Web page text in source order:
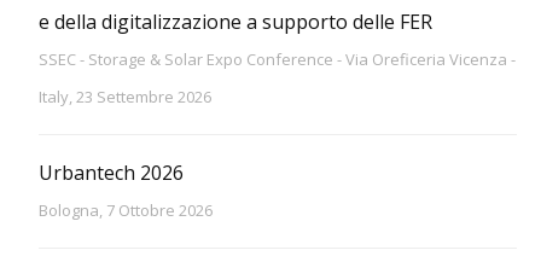
e della digitalizzazione a supporto delle FER
SSEC - Storage & Solar Expo Conference - Via Oreficeria Vicenza -
Italy, 23 Settembre 2026
Urbantech 2026
Bologna, 7 Ottobre 2026